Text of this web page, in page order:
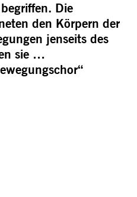
Die
den Körpern der
jenseits des
sie …